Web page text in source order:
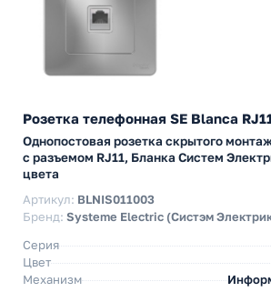
Розетка телефонная SE Blanca
Однопостовая розетка скрытого
с разъемом RJ11, Бланка Систем
цвета
Артикул: BLNIS011003
Бренд: Systeme Electric (Систэм
Серия
Цвет
Механизм